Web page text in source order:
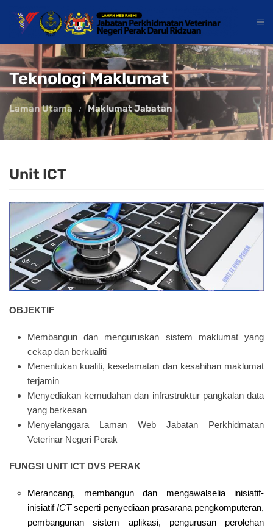
Teknologi Maklumat
Laman Utama Maklumat Jabatan
Unit ICT
OBJEKTIF
Membangun dan menguruskan sistem maklumat yang
cekap dan berkualiti
Menentukan kualiti, keselamatan dan kesahihan maklumat
terjamin
Menyediakan kemudahan dan infrastruktur pangkalan data
yang berkesan
Menyelanggara Laman Web Jabatan Perkhidmatan
Veterinar Negeri Perak
FUNGSI UNIT ICT DVS PERAK
Merancang, membangun dan mengawalselia inisiatif-
inisiatifICTseperti penyediaan prasarana pengkomputeran,
pembangunan sistem aplikasi, pengurusan perolehan